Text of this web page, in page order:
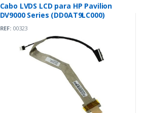
Cabo LVDS LCD para HP Pavilion
DV9000 Series (DD0AT9LC000)
REF:00323